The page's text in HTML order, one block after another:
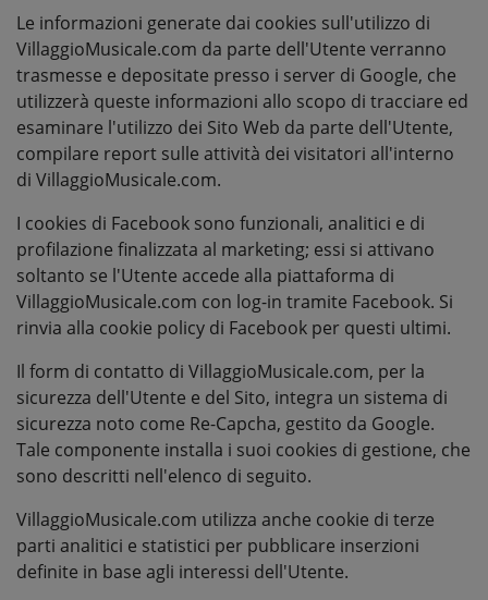
Le informazioni generate dai cookies sull'utilizzo di
VillaggioMusicale.com da parte dell'Utente verranno
trasmesse e depositate presso i server di Google, che
utilizzerà queste informazioni allo scopo di tracciare ed
esaminare l'utilizzo dei Sito Web da parte dell'Utente,
compilare report sulle attività dei visitatori all'interno
di VillaggioMusicale.com.
I cookies di Facebook sono funzionali, analitici e di
profilazione finalizzata al marketing; essi si attivano
soltanto se l'Utente accede alla piattaforma di
VillaggioMusicale.com con log-in tramite Facebook. Si
rinvia alla cookie policy di Facebook per questi ultimi.
Il form di contatto di VillaggioMusicale.com, per la
sicurezza dell'Utente e del Sito, integra un sistema di
sicurezza noto come Re-Capcha, gestito da Google.
Tale componente installa i suoi cookies di gestione, che
sono descritti nell'elenco di seguito.
VillaggioMusicale.com utilizza anche cookie di terze
parti analitici e statistici per pubblicare inserzioni
definite in base agli interessi dell'Utente.